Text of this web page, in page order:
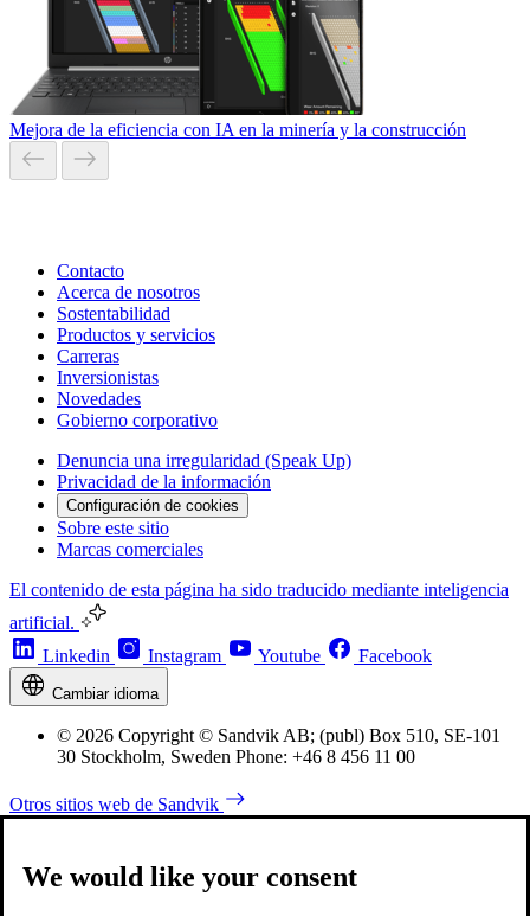
Mejora de la eficiencia con IA en la minería y la construcción
Contacto
Acerca de nosotros
Sostentabilidad
Productos y servicios
Carreras
Inversionistas
Novedades
Gobierno corporativo
Denuncia una irregularidad (Speak Up)
Privacidad de la información
Configuración de cookies
Sobre este sitio
Marcas comerciales
El contenido de esta página ha sido traducido mediante inteligencia
artificial.
Linkedin
Instagram Youtube Facebook
Cambiar idioma
© 2026 Copyright © Sandvik AB; (publ) Box 510, SE-101
30 Stockholm, Sweden Phone: +46 8 456 11 00
Otros sitios web de Sandvik
We would like your consent